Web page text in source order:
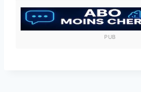
publication :
PUB